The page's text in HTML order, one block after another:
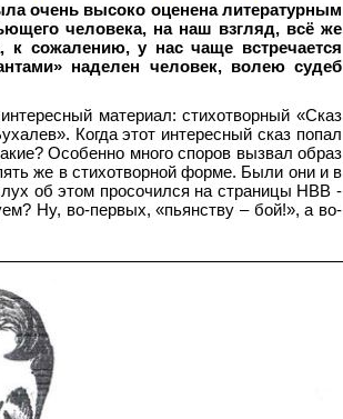
очень высоко оценена литературным
человека, на наш взгляд, всё же
к сожалению, у нас чаще встречается
наделен человек, волею судеб
материал: стихотворный «Сказ
Когда этот интересный сказ попал
Особенно много споров вызвал образ
же в стихотворной форме. Были они и в
об этом просочился на страницы НВВ -
Ну, во-первых, «пьянству – бой!», а во-